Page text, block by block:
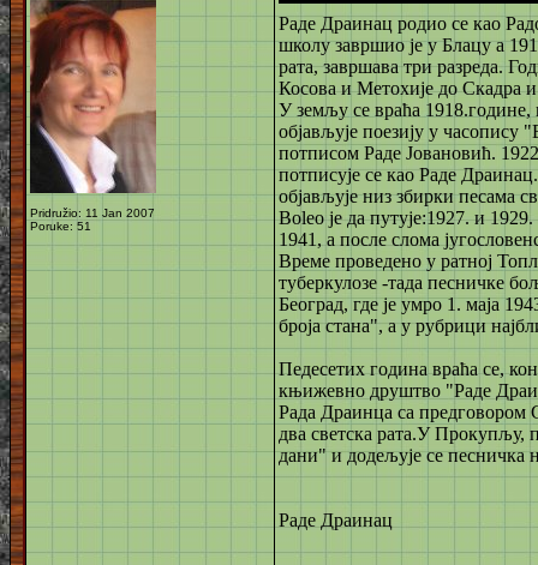
Pridružio: 11 Jan 2007
Poruke: 51
Раде Драинац родио се као
школу завршио је у Блацу а
рата, завршава три разреда.
Косова и Метохије до
У земљу се враћа 1918.године,
објављује поезију у
потписом Раде Јовановић.
потписује се као Раде
објављује низ збирки песама
Вoleо је да путује:1927. и
1941, а после слома
Време проведено у ратној
туберкулозе -тада песничке
Београд, где је умро 1. маја
броја стана", а у рубрици
Педесетих година враћа се,
књижевно друштво "Раде
Рада Драинца са предговором
два светска рата.У Прокупљу,
дани" и додељује се песничка
Раде Драинац